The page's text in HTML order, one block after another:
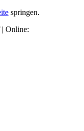
springen.
| Online: